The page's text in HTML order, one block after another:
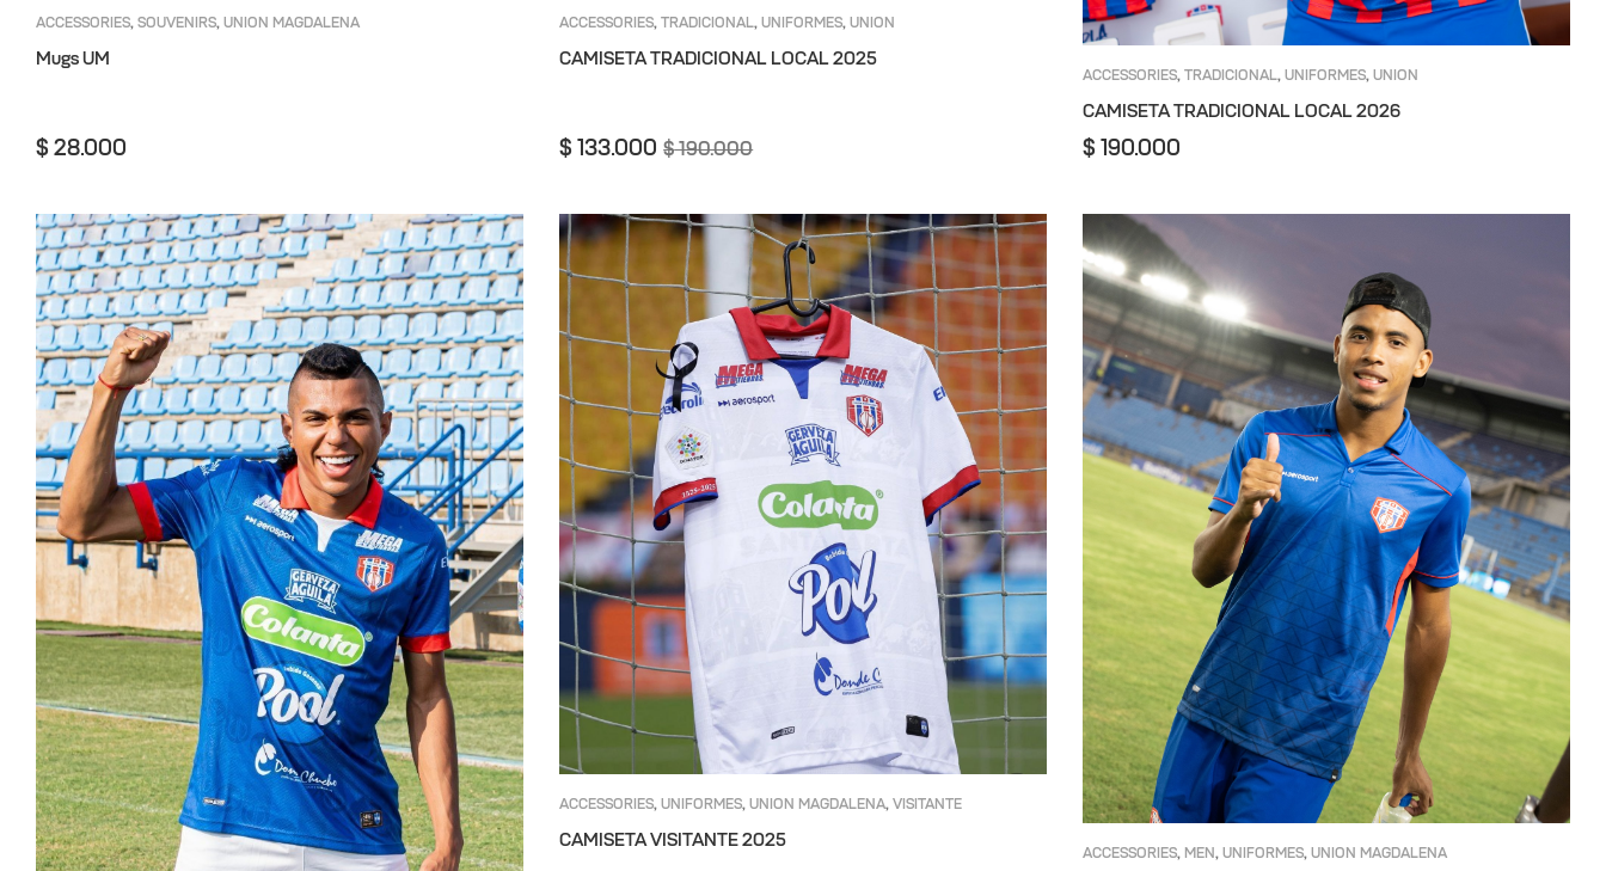
ACCESSORIES, SOUVENIRS, UNION MAGDALENA
Mugs UM
$ 28.000
ACCESSORIES, TRADICIONAL, UNIFORMES, UNION
CAMISETA TRADICIONAL LOCAL 2025
$190.000
$ 133.000
ACCESSORIES, TRADICIONAL, UNIFORMES, UNION
CAMISETA TRADICIONAL LOCAL 2026
$ 190.000
ACCESSORIES, UNIFORMES, UNION MAGDALENA, VISITANTE
CAMISETA VISITANTE 2025
ACCESSORIES, MEN, UNIFORMES, UNION MAGDALENA